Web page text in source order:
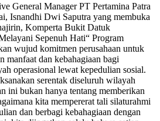
General Manager PT Pertamina Patra
Isnandhi Dwi Saputra yang membuka
Komperta Bukit Datuk
Sepenuh Hati“ Program
wujud komitmen perusahaan untuk
manfaat dan kebahagiaan bagi
operasional lewat kepedulian sosial.
serentak diseluruh wilayah
ini bukan hanya tentang memberikan
kita mempererat tali silaturahmi
dan berbagi kebahagiaan dengan